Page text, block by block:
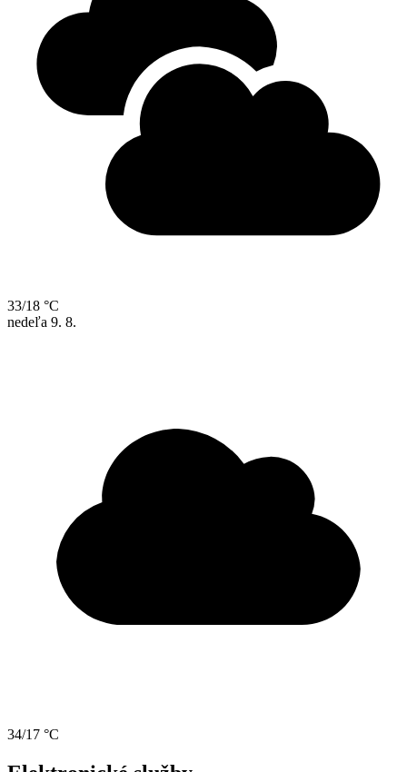
33/18 °C
nedeľa 9. 8.
34/17 °C